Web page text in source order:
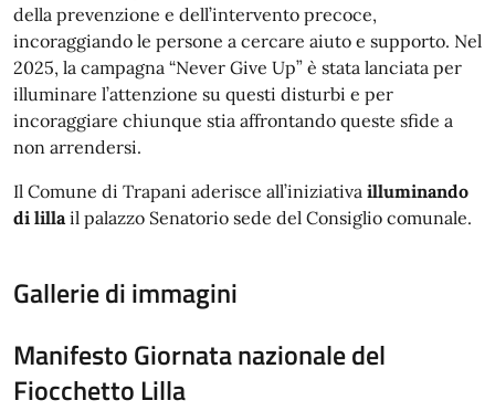
della prevenzione e dell’intervento precoce,
incoraggiando le persone a cercare aiuto e supporto. Nel
2025, la campagna “Never Give Up” è stata lanciata per
illuminare l’attenzione su questi disturbi e per
incoraggiare chiunque stia affrontando queste sfide a
non arrendersi.
Il Comune di Trapani aderisce all’iniziativa illuminando
di lilla il palazzo Senatorio sede del Consiglio comunale.
Gallerie di immagini
Manifesto Giornata nazionale del
Fiocchetto Lilla